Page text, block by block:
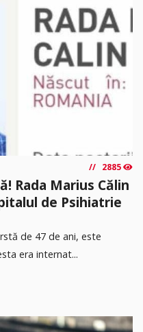
2885
Rada Marius Călin
de Psihiatrie
de 47 de ani, este
era internat...